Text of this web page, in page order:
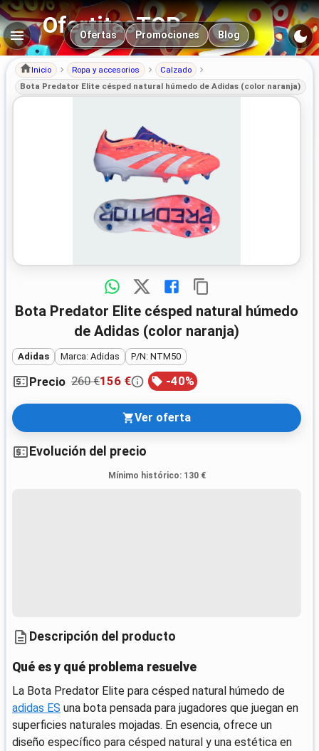
OfertitasTOP
Navegación principal
Ofertas Promociones Blog
Inicio Ropa y accesorios
Calzado
Bota Predator Elite césped natural húmedo de Adidas (color naranja)
Bota Predator Elite césped natural húmedo
de Adidas (color naranja)
Adidas Marca: Adidas P/N: NTM50
Precio 260 €156 € -40%
Ver oferta
Evolución del precio
Mínimo histórico: 130 €
Descripción del producto
Qué es y qué problema resuelve
La Bota Predator Elite para césped natural húmedo de
adidas ES una bota pensada para jugadores que juegan en
superficies naturales mojadas. En esencia, ofrece un
diseño específico para césped natural y una estética en